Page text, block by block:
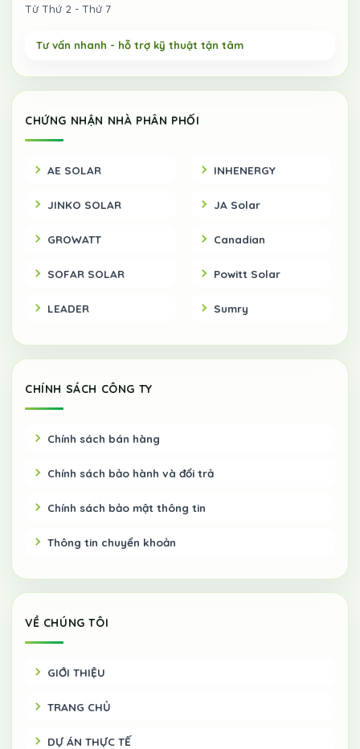
Từ Thứ 2 - Thứ 7
CHỨNG NHẬN NHÀ PHÂN PHỐI
AE SOLAR
JINKO SOLAR
GROWATT
SOFAR SOLAR
LEADER
INHENERGY
JA Solar
Canadian
Powitt Solar
Sumry
CHÍNH SÁCH CÔNG TY
Chính sách bán hàng
Chính sách bảo hành và đổi trả
Chính sách bảo mật thông tin
Thông tin chuyển khoản
VỀ CHÚNG TÔI
GIỚI THIỆU
TRANG CHỦ
DỰ ÁN THỰC TẾ